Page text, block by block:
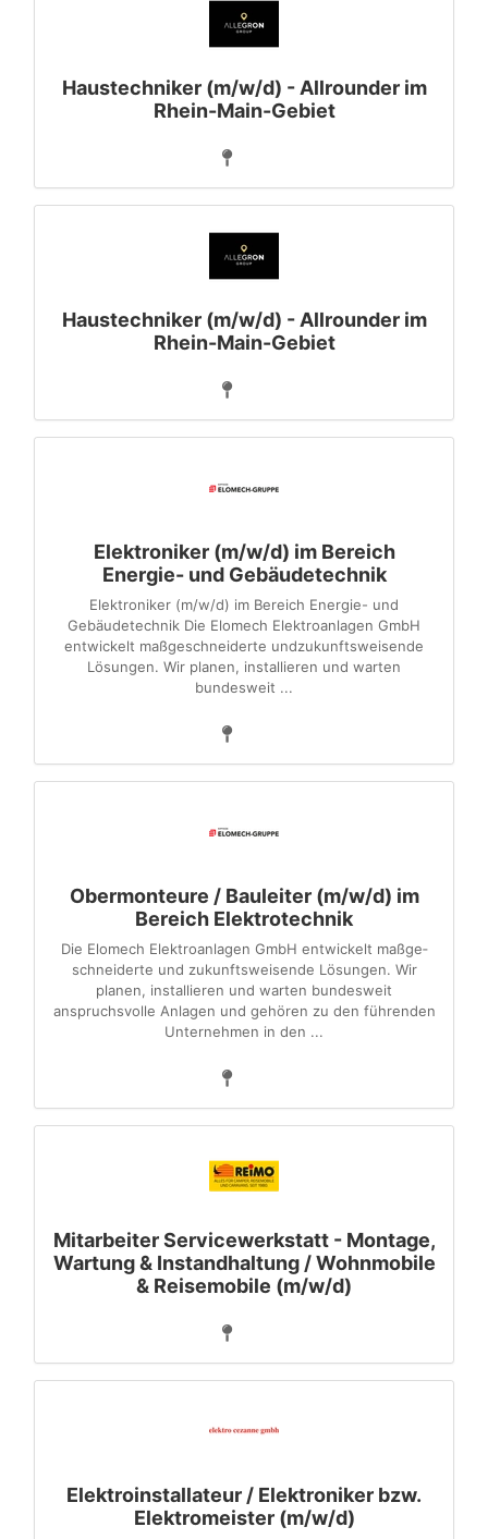
Haustechniker (m/w/d) - Allrounder im
Rhein-Main-Gebiet
Haustechniker (m/w/d) - Allrounder im
Rhein-Main-Gebiet
Elektroniker (m/w/d) im Bereich
Energie- und Gebäudetechnik
Elektroniker (m⁠/⁠w⁠/⁠d) im Bereich Energie- und
Gebäudetechnik Die Elomech Elektroanlagen GmbH
entwickelt maß­ge­schneiderte undzukunftsweisende
Lösungen. Wir planen, installieren und warten
bundesweit ...
Obermonteure / Bauleiter (m/w/d) im
Bereich Elektrotechnik
Die Elomech Elektroanlagen GmbH entwickelt maß­ge­
schneiderte und zukunftsweisende Lösungen. Wir
planen, installieren und warten bundesweit
anspruchsvolle An­la­gen und gehören zu den führenden
Unternehmen in den ...
Mitarbeiter Servicewerkstatt - Montage,
Wartung & Instandhaltung / Wohnmobile
& Reisemobile (m/w/d)
Elektroinstallateur / Elektroniker bzw.
Elektromeister (m/w/d)